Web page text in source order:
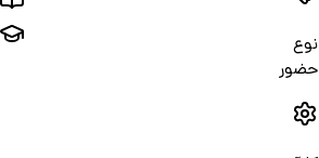
نوع
حضور